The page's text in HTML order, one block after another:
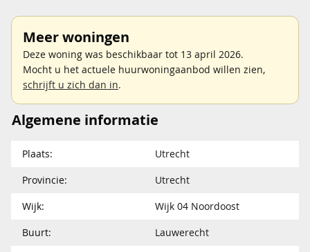
Meer woningen
Deze woning was beschikbaar tot 13 april 2026.
Mocht u het actuele huurwoningaanbod willen zien,
schrijft u zich dan in.
Algemene informatie
Plaats:
Utrecht
Provincie:
Utrecht
Wijk:
Wijk 04 Noordoost
Buurt:
Lauwerecht